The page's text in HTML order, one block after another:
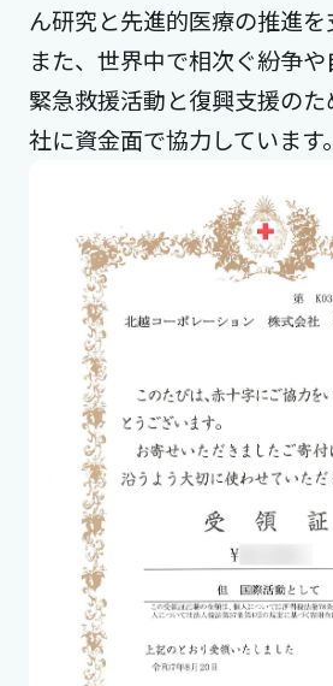
ん研究と先進的医療の推進を
また、世界中で相次ぐ紛争
緊急救援活動と復興支援の
社に資金面で協力しています。